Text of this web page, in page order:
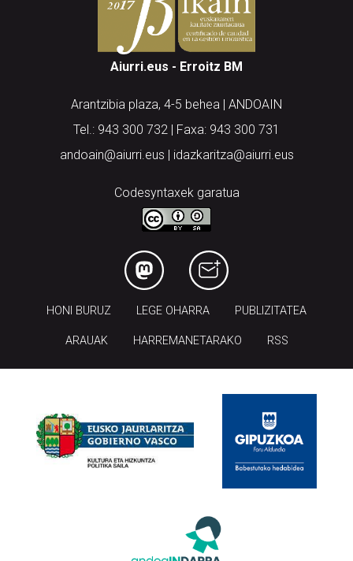
Aiurri.eus - Erroitz BM
Arantzibia plaza, 4-5 behea | ANDOAIN
Tel.: 943 300 732 | Faxa: 943 300 731
andoain@aiurri.eus | idazkaritza@aiurri.eus
Codesyntaxek garatua
HONI BURUZ LEGE OHARRA PUBLIZITATEA
ARAUAK HARREMANETARAKO RSS